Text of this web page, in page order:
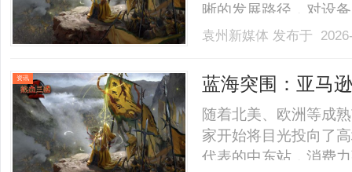
晰的发展路径，对设
更高要求。下面就为
业必答题的今天，低
配.........
袁州新媒体 发布于
资讯
蓝海突围：亚马
款红利与避坑指南
随着北美、欧洲等成
家开始将目光投向了
代表的中东站，消费